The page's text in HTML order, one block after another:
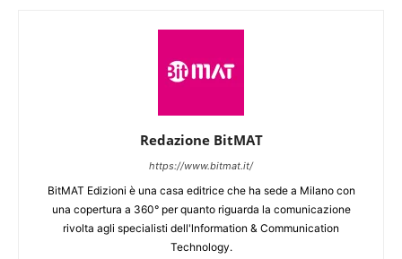
Redazione BitMAT
https://www.bitmat.it/
BitMAT Edizioni è una casa editrice che ha sede a Milano con
una copertura a 360° per quanto riguarda la comunicazione
rivolta agli specialisti dell'lnformation & Communication
Technology.